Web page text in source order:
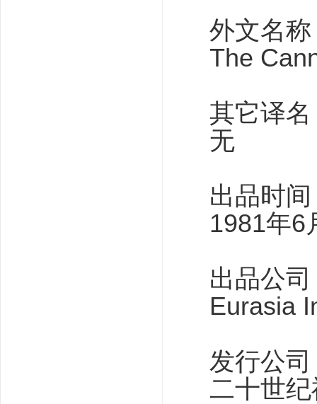
外文名称
The
其它译名
无
出品时间
1981年6
出品公司
Eurasia
发行公司
二十世